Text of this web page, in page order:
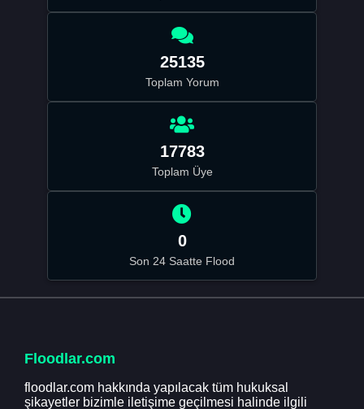
25135
Toplam Yorum
17783
Toplam Üye
0
Son 24 Saatte Flood
Floodlar.com
floodlar.com hakkında yapılacak tüm hukuksal
şikayetler bizimle iletişime geçilmesi halinde ilgili